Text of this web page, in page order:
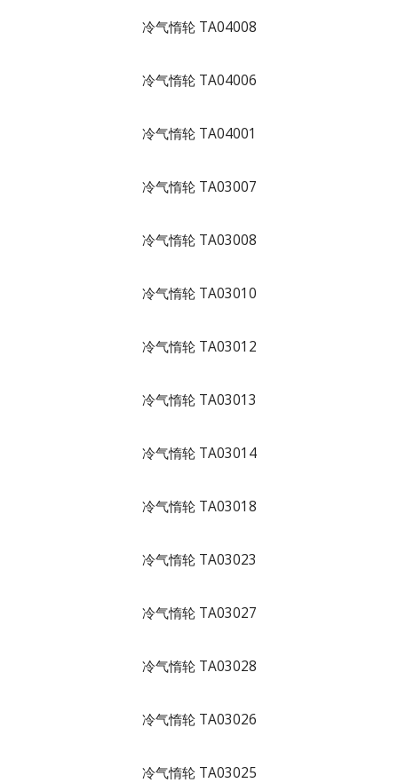
冷气惰轮 TA04008
冷气惰轮 TA04006
冷气惰轮 TA04001
冷气惰轮 TA03007
冷气惰轮 TA03008
冷气惰轮 TA03010
冷气惰轮 TA03012
冷气惰轮 TA03013
冷气惰轮 TA03014
冷气惰轮 TA03018
冷气惰轮 TA03023
冷气惰轮 TA03027
冷气惰轮 TA03028
冷气惰轮 TA03026
冷气惰轮 TA03025